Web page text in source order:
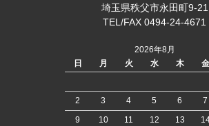
埼玉県秩父市永田町9-21
TEL/FAX 0494-24-4671
2026年8月
日
月 火 水 木 金
2
3 4 5 6 7
9
10 11 12 13